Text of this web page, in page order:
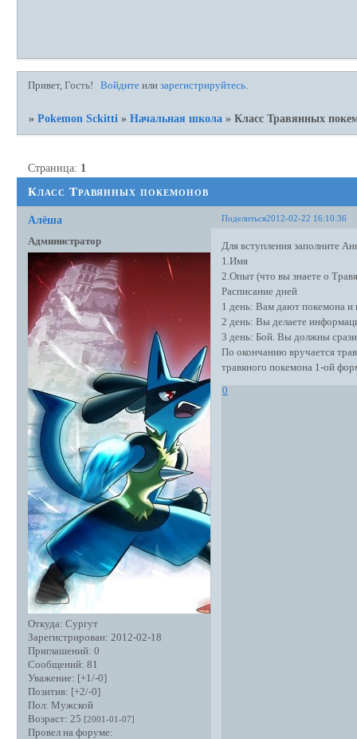
Привет, Гость! Войдите илизарегистрируйтесь.
»Pokemon Sckitti »Начальная школа »Класс Травянных
Класс Травянных покемонов
Страница: 1
Поделиться2012-02-22 16:10:36
Алёша
Администратор
Откуда: Сургут
Зарегистрирован: 2012-02-18
Приглашений: 0
Сообщений: 81
Уважение: [+1/-0]
Позитив: [+2/-0]
Пол: Мужской
Возраст: 25 [2001-01-07]
Провел на форуме:
Для вступления заполните
1.Имя
2.Опыт (что вы знаете о
Расписание дней
1 день: Вам дают покемона
2 день: Вы делаете
3 день: Бой. Вы должны
По окончанию вручается
травяного покемона 1-ой
0